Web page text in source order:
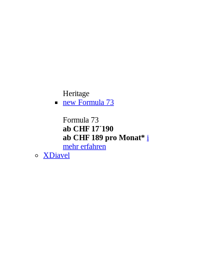
Heritage
new Formula 73
Formula 73
ab CHF 17´190
ab CHF 189 pro Monat* i
mehr erfahren
XDiavel